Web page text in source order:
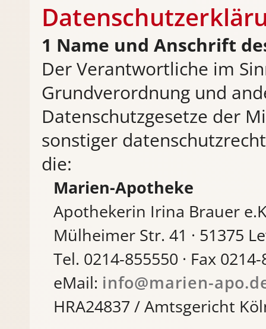
Name und Anschrift
Der Verantwortliche im
Grundverordnung und
Datenschutzgesetze der
sonstiger
die:
Marien-Apotheke
Apothekerin Irina Brauer
Mülheimer Str. 41 · 51375
Tel. 0214-855550 · Fax
eMail: info@marien-
HRA24837 / Amtsgericht